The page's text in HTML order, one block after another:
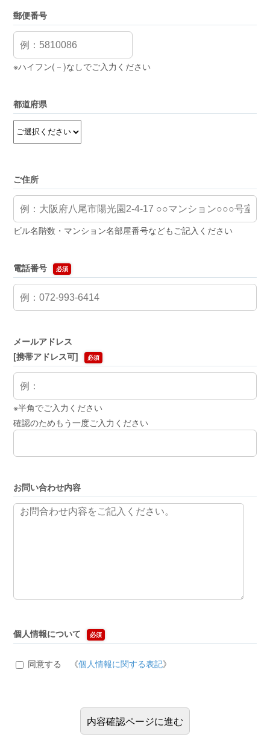
郵便番号
※ハイフン(－)なしでご入力ください
都道府県
ご住所
ビル名階数・マンション名部屋番号などもご記入ください
電話番号 必須
メールアドレス
[携帯アドレス可]
必須
※半角でご入力ください
確認のためもう一度ご入力ください
お問い合わせ内容
個人情報について 必須
同意する 《個人情報に関する表記》